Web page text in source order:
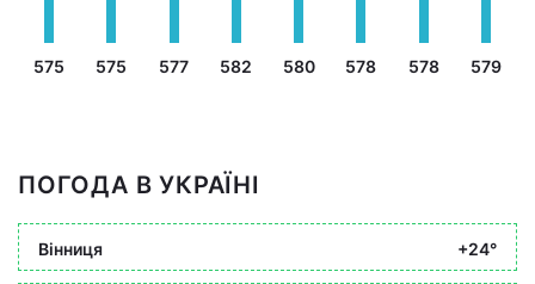
575 575 577 582 580 578 578 579
ПОГОДА В УКРАЇНІ
Вінниця +24°